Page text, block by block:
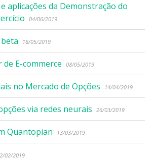
aplicações da Demonstração do
04/06/2019
18/05/2019
E-commerce 08/05/2019
no Mercado de Opções 14/04/2019
via redes neurais 26/03/2019
Quantopian 13/03/2019
02/2019